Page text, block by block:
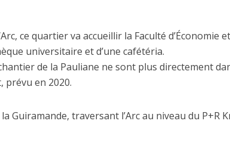
ce quartier va accueillir la Faculté
universitaire et d’une cafétéria.
de la Pauliane ne sont plus directement
prévu en 2020.
Guiramande, traversant l’Arc au niveau du P+R